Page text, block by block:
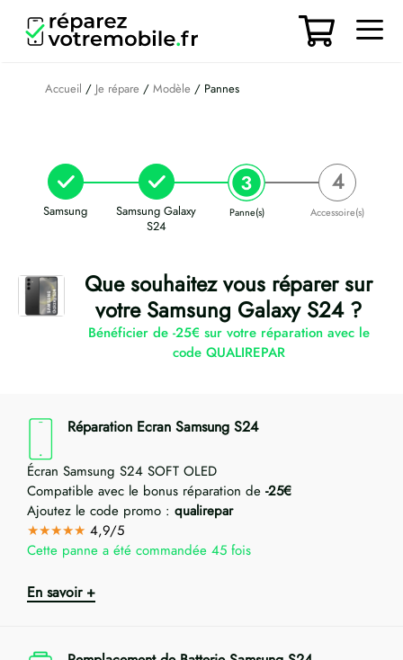
contenu
Accueil / Je répare / Modèle / Pannes
Samsung
Samsung Galaxy
S24
Panne(s) Accessoire(s)
Que souhaitez vous réparer sur
votre Samsung Galaxy S24 ?
Bénéficier de -25€ sur votre réparation avec le
code QUALIREPAR
Réparation Ecran Samsung S24
Écran Samsung S24 SOFT OLED
Compatible avec le bonus réparation de -25€
Ajoutez le code promo : qualirepar
★★★★★ 4,9/5
Cette panne a été commandée 45 fois
En savoir +